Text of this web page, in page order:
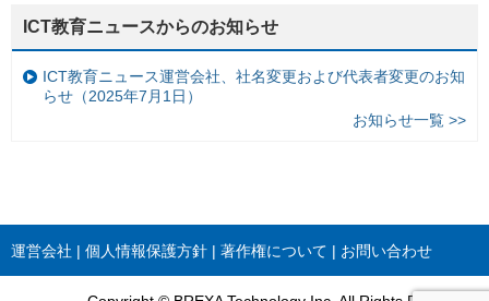
ICT教育ニュースからのお知らせ
ICT教育ニュース運営会社、社名変更および代表者変更のお知
らせ（2025年7月1日）
お知らせ一覧 >>
運営会社 個人情報保護方針 著作権について お問い合わせ